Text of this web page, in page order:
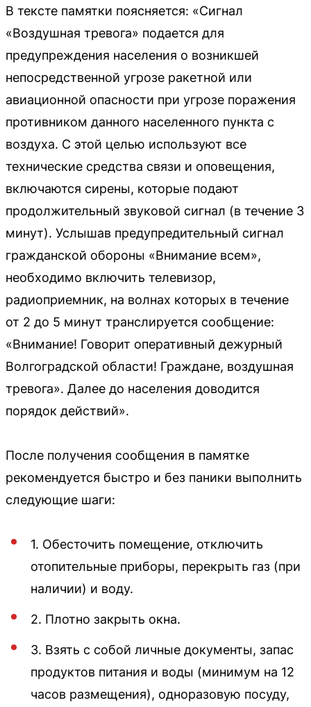
В тексте памятки поясняется: «Сигнал
«Воздушная тревога» подается для
предупреждения населения о возникшей
непосредственной угрозе ракетной или
авиационной опасности при угрозе поражения
противником данного населенного пункта с
воздуха. С этой целью используют все
технические средства связи и оповещения,
включаются сирены, которые подают
продолжительный звуковой сигнал (в течение 3
минут). Услышав предупредительный сигнал
гражданской обороны «Внимание всем»,
необходимо включить телевизор,
радиоприемник, на волнах которых в течение
от 2 до 5 минут транслируется сообщение:
«Внимание! Говорит оперативный дежурный
Волгоградской области! Граждане, воздушная
тревога». Далее до населения доводится
порядок действий».
После получения сообщения в памятке
рекомендуется быстро и без паники выполнить
следующие шаги:
1. Обесточить помещение, отключить
отопительные приборы, перекрыть газ (при
наличии) и воду.
2. Плотно закрыть окна.
3. Взять с собой личные документы, запас
продуктов питания и воды (минимум на 12
часов размещения), одноразовую посуду,